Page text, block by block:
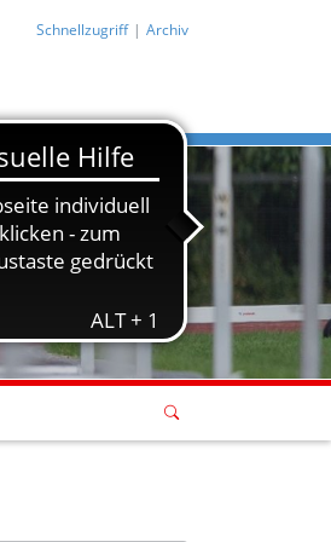
Schnellzugriff Archiv